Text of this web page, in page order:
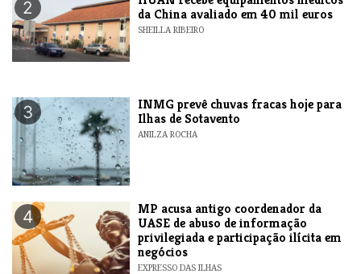
2
da China avaliado em 40 mil euros
SHEILLA RIBEIRO
3
INMG prevê chuvas fracas hoje para
Ilhas de Sotavento
ANILZA ROCHA
4
MP acusa antigo coordenador da
UASE de abuso de informação
privilegiada e participação ilícita em
negócios
EXPRESSO DAS ILHAS